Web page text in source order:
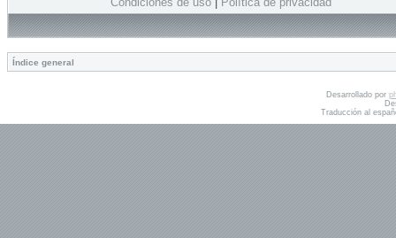
Índice general
Desarrollado por
Traducción al